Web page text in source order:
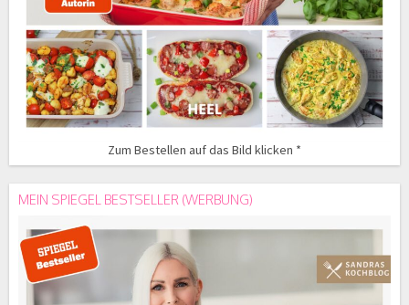
Zum Bestellen auf das Bild klicken *
MEIN SPIEGEL BESTSELLER (WERBUNG)